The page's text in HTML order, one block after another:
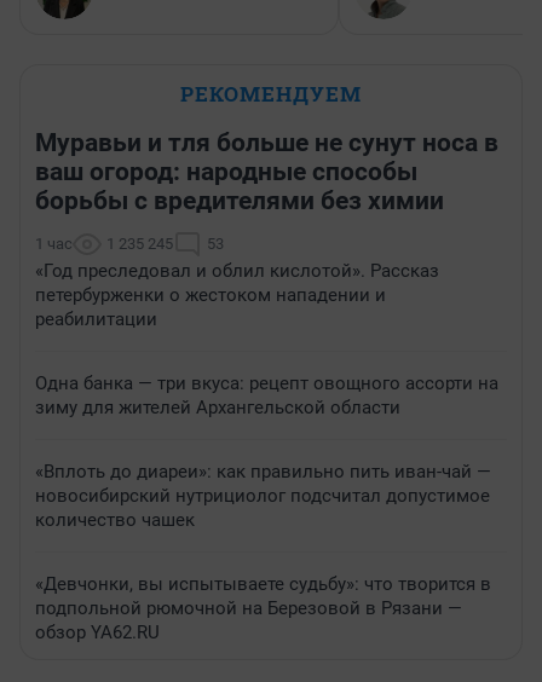
РЕКОМЕНДУЕМ
Муравьи и тля больше не сунут носа в
ваш огород: народные способы
борьбы с вредителями без химии
1 час 1 235 245 53
«Год преследовал и облил кислотой». Рассказ
петербурженки о жестоком нападении и
реабилитации
Одна банка — три вкуса: рецепт овощного ассорти на
зиму для жителей Архангельской области
«Вплоть до диареи»: как правильно пить иван-чай —
новосибирский нутрициолог подсчитал допустимое
количество чашек
«Девчонки, вы испытываете судьбу»: что творится в
подпольной рюмочной на Березовой в Рязани —
обзор YA62.RU